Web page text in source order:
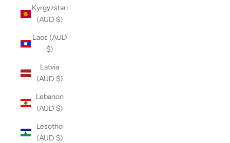
Kyrgyzstan
(AUD $)
Laos (AUD
$)
Latvia
(AUD $)
Lebanon
(AUD $)
Lesotho
(AUD $)